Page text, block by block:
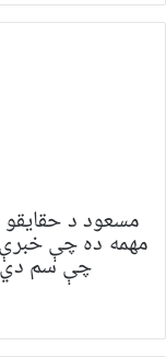
مسعود د
مهمه ده چې خبرې
چې سم